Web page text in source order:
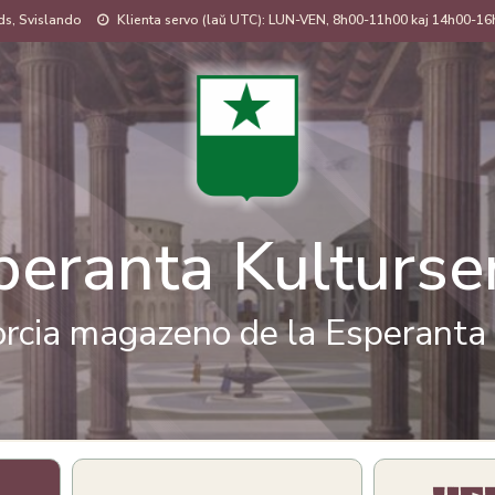
Svislando Klienta servo (laŭ UTC): LUN-VEN, 8h00-11h00 kaj 14h00-
magazeno de la
Bildo Bildo